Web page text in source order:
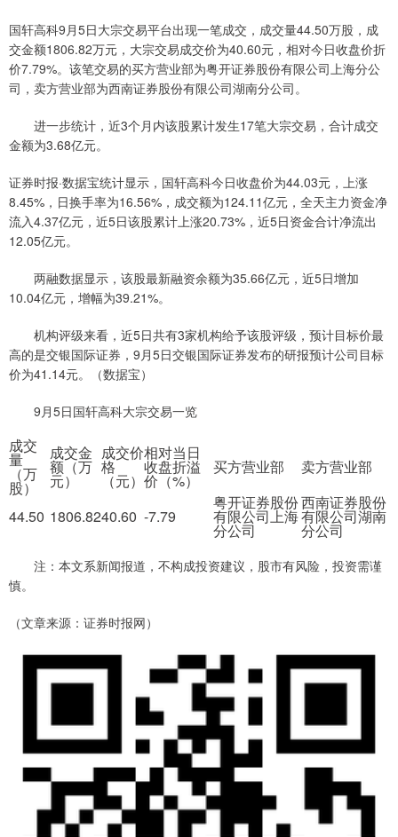
国轩高科9月5日大宗交易平台出现一笔成交，成交量44.50万股，成
交金额1806.82万元，大宗交易成交价为40.60元，相对今日收盘价折
价7.79%。该笔交易的买方营业部为粤开证券股份有限公司上海分公
司，卖方营业部为西南证券股份有限公司湖南分公司。
进一步统计，近3个月内该股累计发生17笔大宗交易，合计成交
金额为3.68亿元。
证券时报·数据宝统计显示，国轩高科今日收盘价为44.03元，上涨
8.45%，日换手率为16.56%，成交额为124.11亿元，全天主力资金净
流入4.37亿元，近5日该股累计上涨20.73%，近5日资金合计净流出
12.05亿元。
两融数据显示，该股最新融资余额为35.66亿元，近5日增加
10.04亿元，增幅为39.21%。
机构评级来看，近5日共有3家机构给予该股评级，预计目标价最
高的是交银国际证券，9月5日交银国际证券发布的研报预计公司目标
价为41.14元。（数据宝）
9月5日国轩高科大宗交易一览
成交
量
（万
股）
成交金
额（万
元）
成交价
格
（元）
相对当日
收盘折溢
价（%）
买方营业部 卖方营业部
44.50 1806.8240.60 -7.79
粤开证券股份
有限公司上海
分公司
西南证券股份
有限公司湖南
分公司
注：本文系新闻报道，不构成投资建议，股市有风险，投资需谨
慎。
（文章来源：证券时报网）